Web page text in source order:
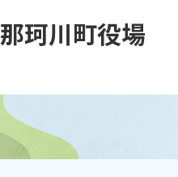
那珂川町役場